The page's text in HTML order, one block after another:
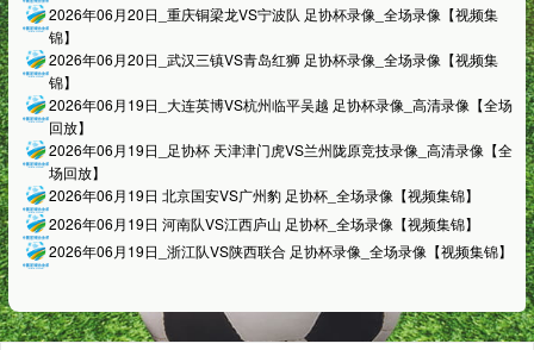
2026年06月20日_重庆铜梁龙VS宁波队 足协杯录像_全场录像【视频集
锦】
2026年06月20日_武汉三镇VS青岛红狮 足协杯录像_全场录像【视频集
锦】
2026年06月19日_大连英博VS杭州临平吴越 足协杯录像_高清录像【全场
回放】
2026年06月19日_足协杯 天津津门虎VS兰州陇原竞技录像_高清录像【全
场回放】
2026年06月19日 北京国安VS广州豹 足协杯_全场录像【视频集锦】
2026年06月19日 河南队VS江西庐山 足协杯_全场录像【视频集锦】
2026年06月19日_浙江队VS陕西联合 足协杯录像_全场录像【视频集锦】